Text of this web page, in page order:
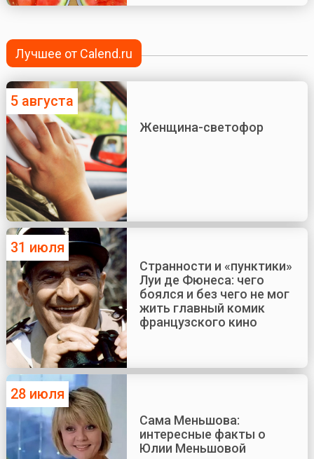
Лучшее от Calend.ru
5 августа
Женщина-светофор
31 июля
Странности и «пунктики»
Луи де Фюнеса: чего
боялся и без чего не мог
жить главный комик
французского кино
28 июля
Сама Меньшова:
интересные факты о
Юлии Меньшовой